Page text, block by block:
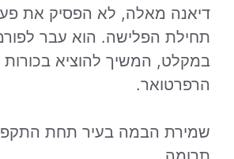
דיאנה מאלה, לא הפסיק את
תחילת הפלישה. הוא עבר
במקלט, המשיך להוציא בכורות
הרפרטואר.
שמירת הבמה בעיר תחת